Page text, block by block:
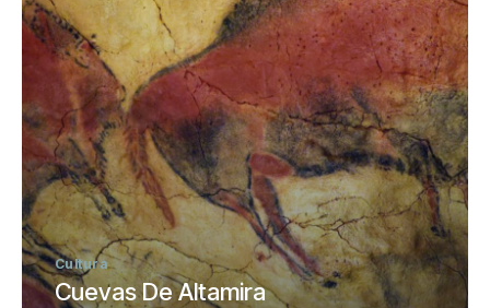
Cultura
Cuevas De Altamira